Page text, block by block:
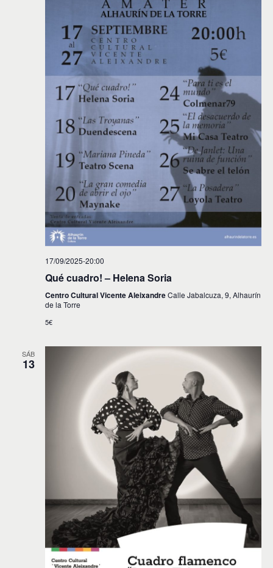
17/09/2025-20:00
Qué cuadro! – Helena Soria
Centro Cultural Vicente AleixandreCalle Jabalcuza, 9, Alhaurín
de la Torre
5€
SÁB
13